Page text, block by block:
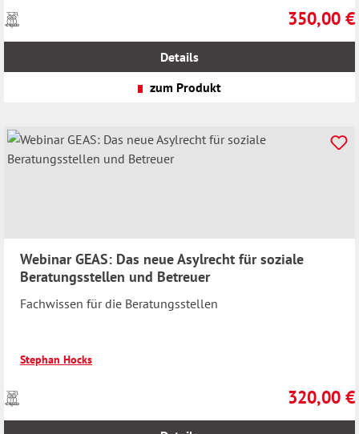
Regulärer
350,00 €
Preise
inkl.
Details
zum Produkt
Webinar GEAS: Das neue Asylrecht für soziale
Beratungsstellen und Betreuer
Fachwissen für die Beratungsstellen
Stephan Hocks
Regulärer
320,00 €
Preise
inkl.